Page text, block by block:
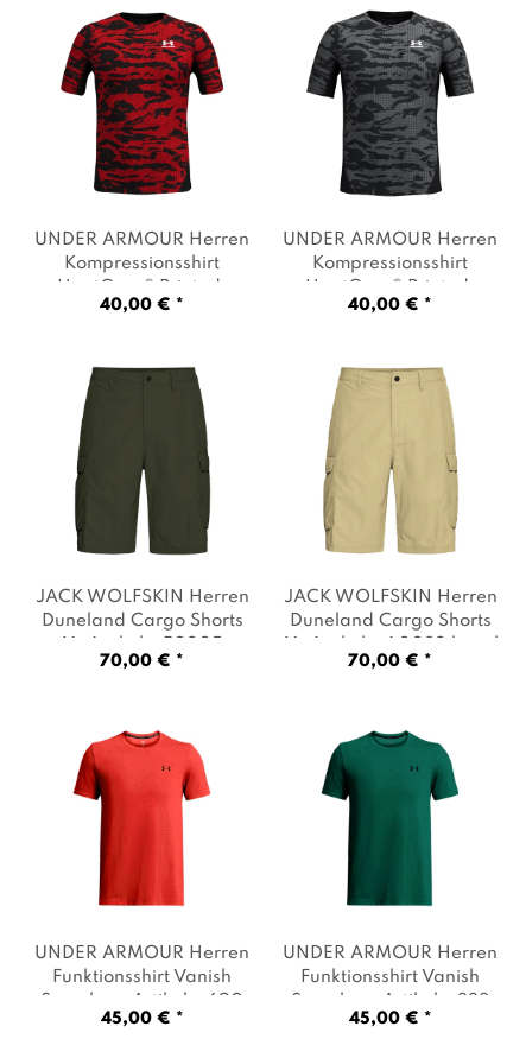
UNDER ARMOUR Herren
Kompressionsshirt
HeatGear® Printed
Artikel: -002 black / red
40,00 € *
UNDER ARMOUR Herren
Kompressionsshirt
HeatGear® Printed
Artikel: -001 black /
40,00 € *
JACK WOLFSKIN Herren
Duneland Cargo Shorts
M
, Artikel: -E0205
obsidian moss, Farbe:
70,00 € *
JACK WOLFSKIN Herren
Duneland Cargo Shorts
M , Artikel: -A0082 hazel
wood, Farbe: Beige
70,00 € *
UNDER ARMOUR Herren
Funktionsshirt Vanish
Seamless
, Artikel: -690
venom red / black
45,00 € *
UNDER ARMOUR Herren
Funktionsshirt Vanish
Seamless
, Artikel: -338
rack green / black
45,00 € *